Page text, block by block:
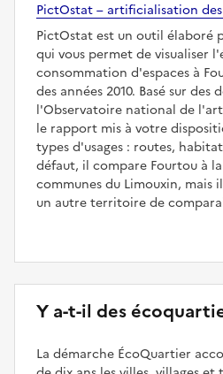
PictOstat – artificialisation
PictOstat est un outil élaboré
qui vous permet de visualiser
consommation d'espaces à
des années 2010. Basé sur
l'Observatoire national de
le rapport mis à votre
types d'usages : routes,
défaut, il compare Fourtou à
communes du Limouxin, mais
un autre territoire de
Y a-t-il des
La démarche ÉcoQuartier